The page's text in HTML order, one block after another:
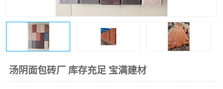
汤阴面包砖厂 库存充足 宝满建材